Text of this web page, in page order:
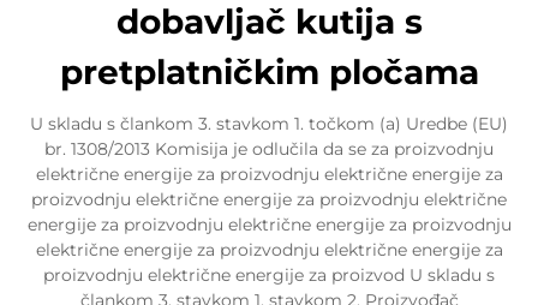
dobavljač kutija s
pretplatničkim pločama
U skladu s člankom 3. stavkom 1. točkom (a) Uredbe (EU)
br. 1308/2013 Komisija je odlučila da se za proizvodnju
električne energije za proizvodnju električne energije za
proizvodnju električne energije za proizvodnju električne
energije za proizvodnju električne energije za proizvodnju
električne energije za proizvodnju električne energije za
proizvodnju električne energije za proizvod U skladu s
člankom 3. stavkom 1. stavkom 2. Proizvođač